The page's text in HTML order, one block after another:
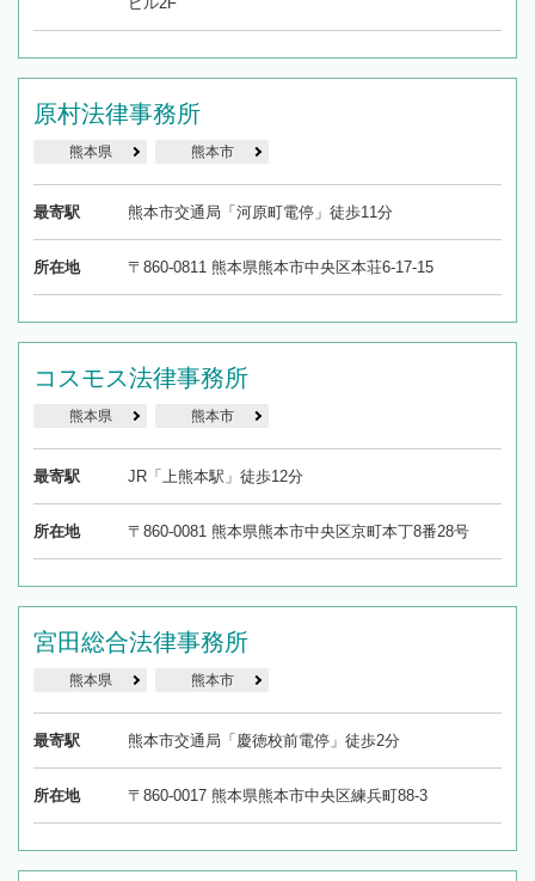
原村法律事務所
熊本県 熊本市
最寄駅 熊本市交通局「河原町電停」徒歩11分
所在地 〒860-0811 熊本県熊本市中央区本荘6-17-15
コスモス法律事務所
熊本県 熊本市
最寄駅 JR「上熊本駅」徒歩12分
所在地 〒860-0081 熊本県熊本市中央区京町本丁8番28号
宮田総合法律事務所
熊本県 熊本市
最寄駅 熊本市交通局「慶徳校前電停」徒歩2分
所在地 〒860-0017 熊本県熊本市中央区練兵町88-3